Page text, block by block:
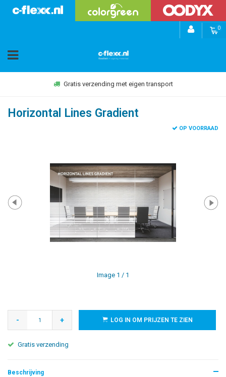
0
Gratis verzending met eigen transport
Horizontal Lines Gradient
OP VOORRAAD
Image 1 / 1
- + LOG IN OM PRIJZEN TE ZIEN
Gratis verzending
Beschrijving